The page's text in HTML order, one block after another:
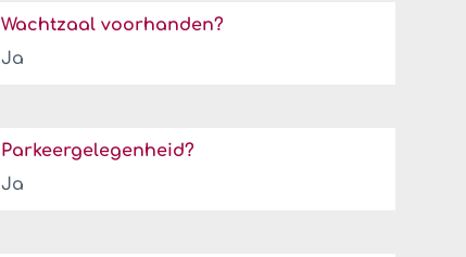
Wachtzaal voorhanden?
Ja
Parkeergelegenheid?
Ja